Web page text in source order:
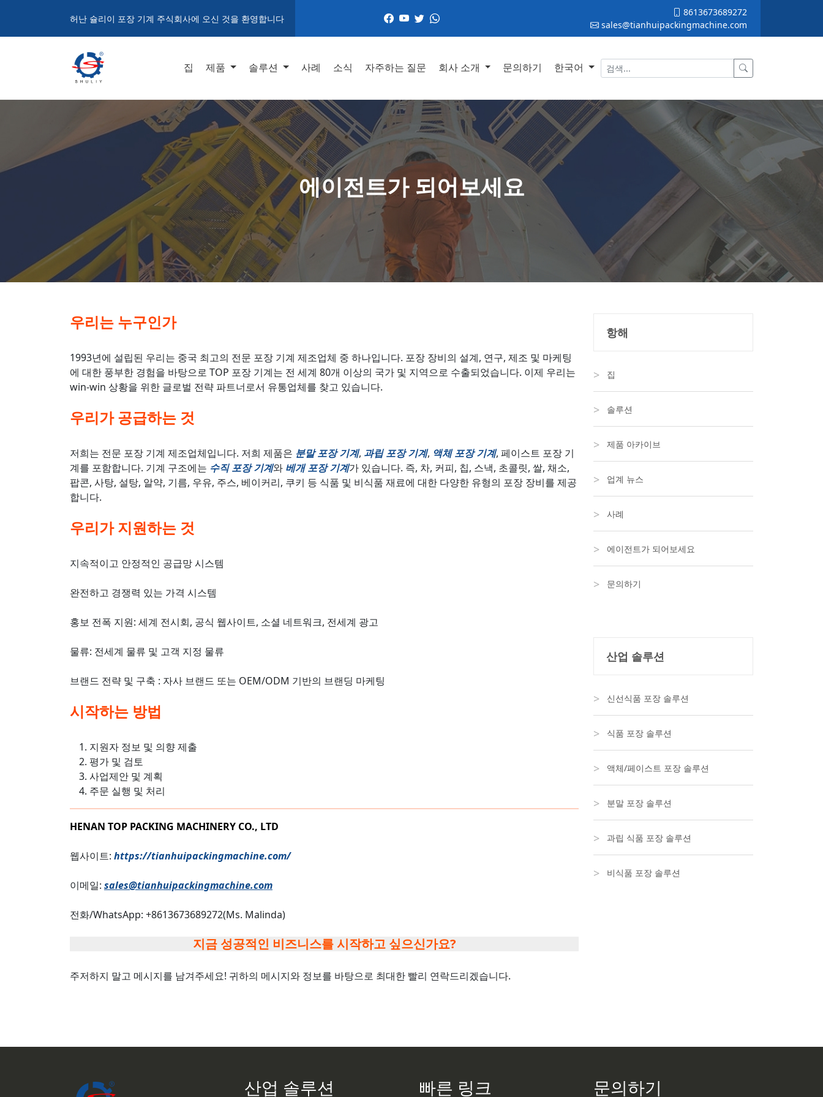
허난 슐리이 포장 기계 주식회사에 오신 것을 환영합니다
8613673689272
sales@tianhuipackingmachine.com
집 제품 솔루션 사례 소식 자주하는 질문 회사 소개 문의하기 한국어
에이전트가 되어보세요
우리는 누구인가
1993년에 설립된 우리는 중국 최고의 전문 포장 기계 제조업체 중 하나입니다. 포장 장비의 설계, 연구, 제조 및 마케팅
에 대한 풍부한 경험을 바탕으로 TOP 포장 기계는 전 세계 80개 이상의 국가 및 지역으로 수출되었습니다. 이제 우리는
win-win 상황을 위한 글로벌 전략 파트너로서 유통업체를 찾고 있습니다.
우리가 공급하는 것
저희는 전문 포장 기계 제조업체입니다. 저희 제품은 분말 포장 기계, 과립 포장 기계, 액체 포장 기계, 페이스트 포장 기
계를 포함합니다. 기계 구조에는 수직 포장 기계와 베개 포장 기계가 있습니다. 즉, 차, 커피, 칩, 스낵, 초콜릿, 쌀, 채소,
팝콘, 사탕, 설탕, 알약, 기름, 우유, 주스, 베이커리, 쿠키 등 식품 및 비식품 재료에 대한 다양한 유형의 포장 장비를 제공
합니다.
우리가 지원하는 것
지속적이고 안정적인 공급망 시스템
완전하고 경쟁력 있는 가격 시스템
홍보 전폭 지원: 세계 전시회, 공식 웹사이트, 소셜 네트워크, 전세계 광고
물류: 전세계 물류 및 고객 지정 물류
브랜드 전략 및 구축 : 자사 브랜드 또는 OEM/ODM 기반의 브랜딩 마케팅
시작하는 방법
지원자 정보 및 의향 제출
평가 및 검토
사업제안 및 계획
주문 실행 및 처리
HENAN TOP PACKING MACHINERY CO., LTD
웹사이트: https://tianhuipackingmachine.com/
이메일: sales@tianhuipackingmachine.com
전화/WhatsApp: +8613673689272(Ms. Malinda)
지금 성공적인 비즈니스를 시작하고 싶으신가요?
주저하지 말고 메시지를 남겨주세요! 귀하의 메시지와 정보를 바탕으로 최대한 빨리 연락드리겠습니다.
항해
집
솔루션
제품 아카이브
업계 뉴스
사례
에이전트가 되어보세요
문의하기
산업 솔루션
신선식품 포장 솔루션
식품 포장 솔루션
액체/페이스트 포장 솔루션
분말 포장 솔루션
과립 식품 포장 솔루션
비식품 포장 솔루션
산업 솔루션 빠른 링크 문의하기